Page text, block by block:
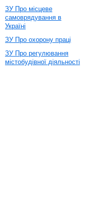
ЗУ Про місцеве
самоврядування в
Україні
ЗУ Про охорону праці
ЗУ Про регулювання
містобудівної діяльності